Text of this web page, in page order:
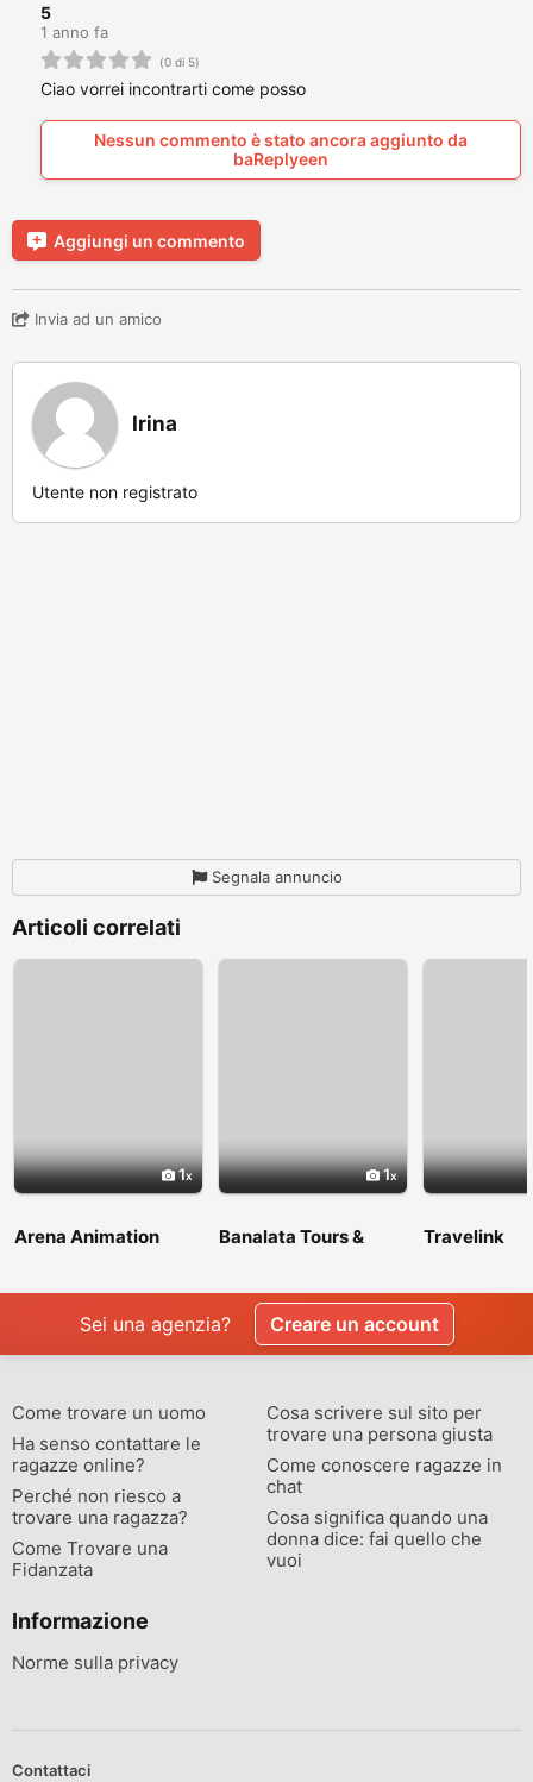
5
1 anno fa
(0 di 5)
Ciao vorrei incontrarti come posso
Nessun commento è stato ancora aggiunto da
baReplyeen
Aggiungi un commento
Invia ad un amico
Irina
Utente non registrato
Segnala annuncio
Articoli correlati
1
Arena Animation
1
Banalata Tours &
Travelink
Sei una agenzia? Creare un account
Come trovare un uomo
Ha senso contattare le
ragazze online?
Perché non riesco a
trovare una ragazza?
Come Trovare una
Fidanzata
Cosa scrivere sul sito per
trovare una persona giusta
Come conoscere ragazze in
chat
Cosa significa quando una
donna dice: fai quello che
vuoi
Informazione
Norme sulla privacy
Contattaci